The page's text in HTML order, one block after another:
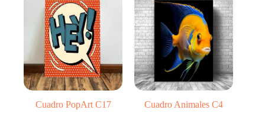
Cuadro PopArt C17
Cuadro Animales C4